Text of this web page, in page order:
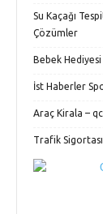
Su Kaçağı
Çözümler
Bebek Hediyesi
İst Haberler
Araç Kirala –
Trafik